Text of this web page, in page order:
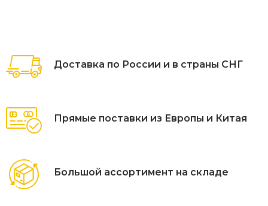
Доставка по России и в страны СНГ
Прямые поставки из Европы и Китая
Большой ассортимент на складе